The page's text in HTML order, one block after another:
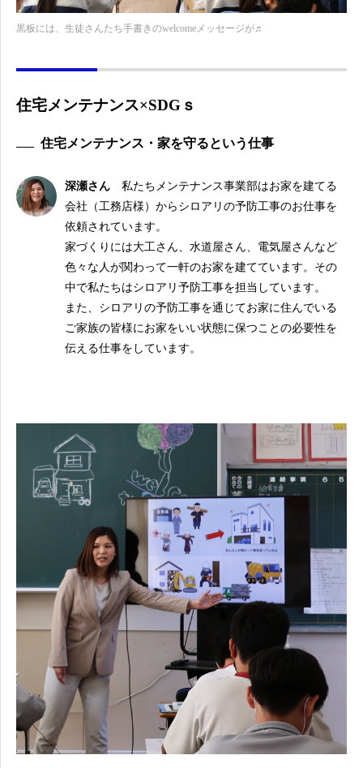
黒板には、生徒さんたち手書きのwelcomeメッセージが♬
住宅メンテナンス×SDGｓ
住宅メンテナンス・家を守るという仕事
深瀬さん 私たちメンテナンス事業部はお家を建てる
会社（工務店様）からシロアリの予防工事のお仕事を
依頼されています。
家づくりには大工さん、水道屋さん、電気屋さんなど
色々な人が関わって一軒のお家を建てています。その
中で私たちはシロアリ予防工事を担当しています。
また、シロアリの予防工事を通じてお家に住んでいる
ご家族の皆様にお家をいい状態に保つことの必要性を
伝える仕事をしています。